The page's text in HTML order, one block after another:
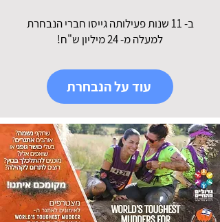
ב- 11 שנות פעילותה גייסו חברי הנבחרת
למעלה מ- 24 מיליון ש"ח!
עוד על הנבחרת